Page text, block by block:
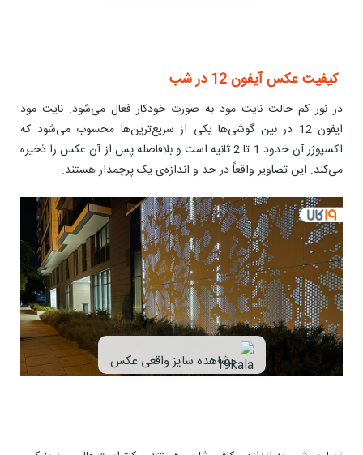
کیفیت عکس آیفون 12 در شب
در نور کم حالت نایت مود به صورت خودکار فعال می‌شود. نایت مود
ایفون 12 در بین گوشی‌ها یکی از سریع‌ترین‌ها محسوب می‌شود که
اکسپوژر آن حدود 1 تا 2 ثانیه است و بلافاصله پس از آن عکس را ذخیره
می‌کند. این تصاویر واقعاً در حد و اندازه‌ی یک پرچمدار هستند.
مشاهده سایز واقعی عکس